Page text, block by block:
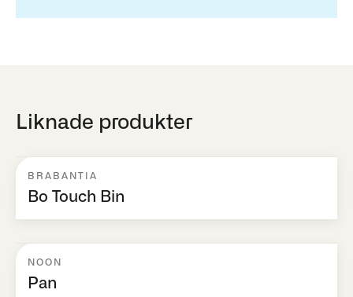
Liknade produkter
BRABANTIA
Bo Touch Bin
NOON
Pan